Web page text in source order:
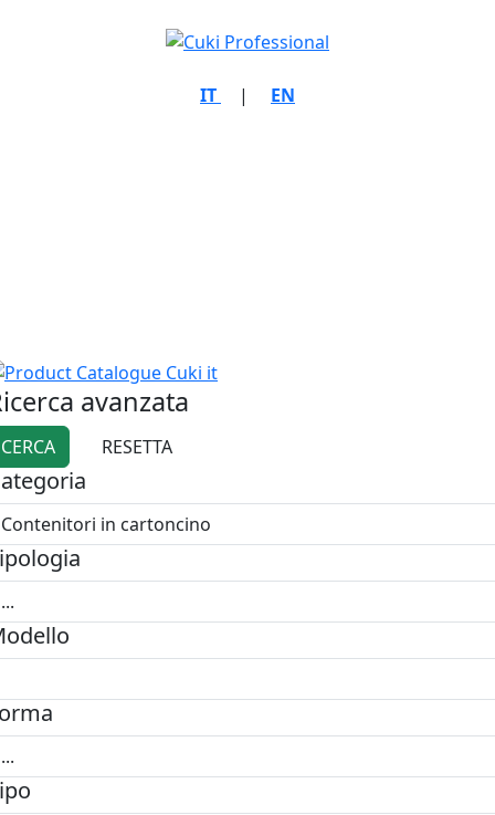
IT | EN
avanzata